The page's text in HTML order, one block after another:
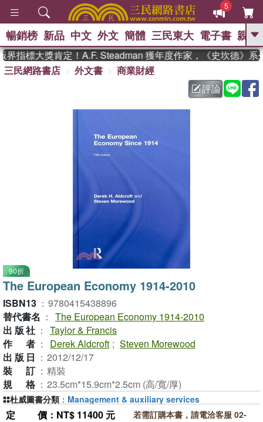
5
GO
熱搜： 東野圭吾
父親節 、 花開錦
方念華 、 台灣的
李登輝時代 、 數學女孩：黎曼猜想
群喵 、 臺灣漫遊錄
暢銷榜 新品 中文 外文 簡體 三民東大 電子書 親子
指標大獎肯定！A.F. Steadman 獲年度作家，《史坎德》系
三民網路書店
外文書
商業財經
評論
90折
The European Economy 1914-2010
ISBN13 ： 9780415438896
替代書名 ： The European Economy 1914-2010
出版社 ： Taylor & Francis
作者 ： Derek Aldcroft ; Steven Morewood
出版日 ： 2012/12/17
裝訂 ： 精裝
規格 ： 23.5cm*15.9cm*2.5cm (高/寬/厚)
定價 ：NT$ 11400 元
若需訂購本書，請電洽客服 02-
杜威圖書分類 ： Management & auxiliary services